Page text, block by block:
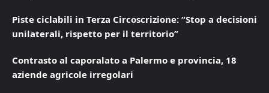
Piste ciclabili in Terza Circoscrizione: “Stop a decisioni
unilaterali, rispetto per il territorio”
Contrasto al caporalato a Palermo e provincia, 18
aziende agricole irregolari